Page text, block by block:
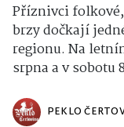
Příznivci
brzy dočkají
regionu. Na
srpna a v sobotu
PEKLO